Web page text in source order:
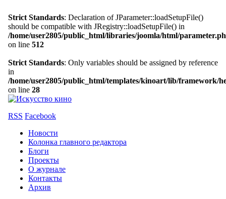
Strict Standards: Declaration of JParameter::loadSetupFile()
should be compatible with JRegistry::loadSetupFile() in
/home/user2805/public_html/libraries/joomla/html/
on line 512
Strict Standards: Only variables should be assigned by reference
in
/home/user2805/public_html/templates/kinoart/lib/framework/
on line 28
RSS Facebook
Новости
Колонка главного редактора
Блоги
Проекты
О журнале
Контакты
Архив